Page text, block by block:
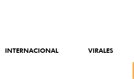
INTERNACIONAL VIRALES